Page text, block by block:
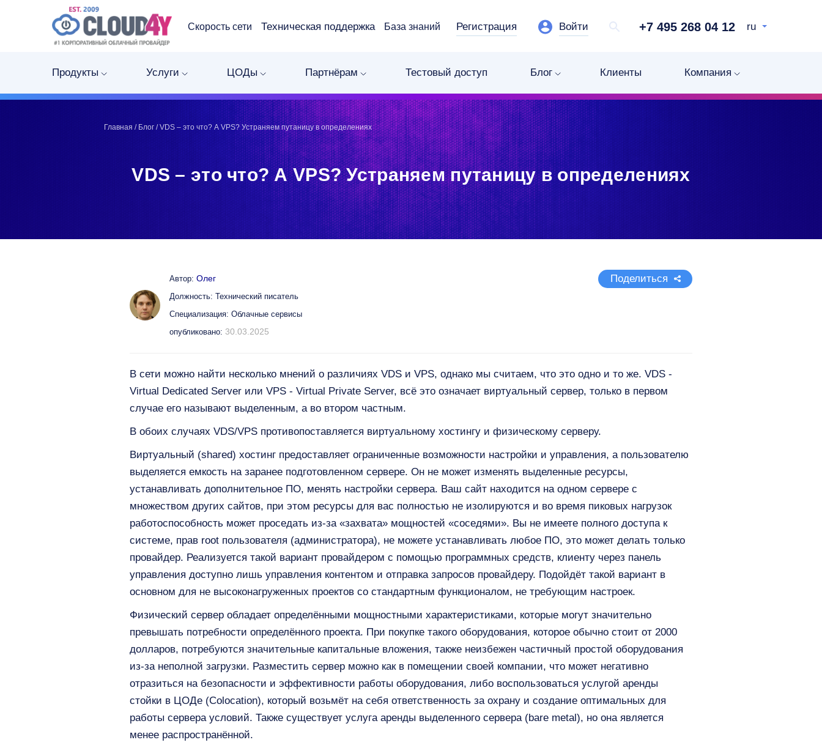
Скорость сети Техническая поддержка База знаний Регистрация Войти +7 495 268 04 12 ru
Продукты Услуги ЦОДы Партнёрам Тестовый доступ Блог Клиенты Компания
Главная / Блог /VDS – это что? А VPS? Устраняем путаницу в определениях
VDS – это что? А VPS? Устраняем путаницу в определениях
Автор: Олег
Должность: Технический писатель
Специализация: Облачные сервисы
опубликовано: 30.03.2025
Поделиться
Telegram
Твитнуть
LinkedIn
В сети можно найти несколько мнений о различиях VDS и VPS, однако мы считаем, что это одно и то же. VDS -
Virtual Dedicated Server или VPS - Virtual Private Server, всё это означает виртуальный сервер, только в первом
случае его называют выделенным, а во втором частным.
В обоих случаях VDS/VPS противопоставляется виртуальному хостингу и физическому серверу.
Виртуальный (shared) хостинг предоставляет ограниченные возможности настройки и управления, а пользователю
выделяется емкость на заранее подготовленном сервере. Он не может изменять выделенные ресурсы,
устанавливать дополнительное ПО, менять настройки сервера. Ваш сайт находится на одном сервере с
множеством других сайтов, при этом ресурсы для вас полностью не изолируются и во время пиковых нагрузок
работоспособность может проседать из-за «захвата» мощностей «соседями». Вы не имеете полного доступа к
системе, прав root пользователя (администратора), не можете устанавливать любое ПО, это может делать только
провайдер. Реализуется такой вариант провайдером с помощью программных средств, клиенту через панель
управления доступно лишь управления контентом и отправка запросов провайдеру. Подойдёт такой вариант в
основном для не высоконагруженных проектов со стандартным функционалом, не требующим настроек.
Физический сервер обладает определёнными мощностными характеристиками, которые могут значительно
превышать потребности определённого проекта. При покупке такого оборудования, которое обычно стоит от 2000
долларов, потребуются значительные капитальные вложения, также неизбежен частичный простой оборудования
из-за неполной загрузки. Разместить сервер можно как в помещении своей компании, что может негативно
отразиться на безопасности и эффективности работы оборудования, либо воспользоваться услугой аренды
стойки в ЦОДе (Colocation), который возьмёт на себя ответственность за охрану и создание оптимальных для
работы сервера условий. Также существует услуга аренды выделенного сервера (bare metal), но она является
менее распространённой.
Telegram
Твитнуть
LinkedIn